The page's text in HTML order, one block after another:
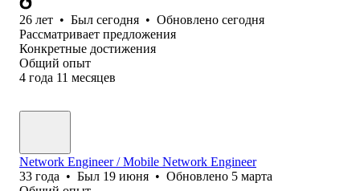
26 лет • Был сегодня • Обновлено сегодня
Рассматривает предложения
Конкретные достижения
Общий опыт
4 года 11 месяцев
Network Engineer / Mobile Network Engineer
33 года • Был 19 июня • Обновлено 5 марта